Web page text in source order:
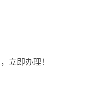
立即办理！